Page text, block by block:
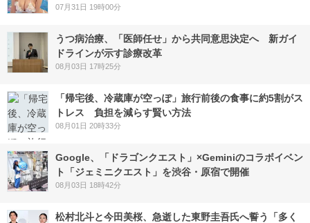
07月31日 19時00分
うつ病治療、「医師任せ」から共同意思決定へ 新ガイ
ドラインが示す診療改革
08月03日 17時25分
「帰宅後、冷蔵庫が空っぽ」旅行前後の食事に約5割がス
トレス 負担を減らす賢い方法
08月01日 20時33分
Google、「ドラゴンクエスト」×Geminiのコラボイベン
ト「ジェミニクエスト」を渋谷・原宿で開催
08月03日 18時42分
松村北斗と今田美桜、急逝した東野圭吾氏へ誓う「多く